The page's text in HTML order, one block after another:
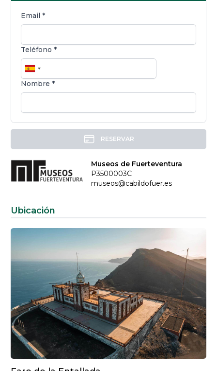
Email *
Teléfono *
Nombre *
RESERVAR
Museos de Fuerteventura
P3500003C
museos@cabildofuer.es
Ubicación